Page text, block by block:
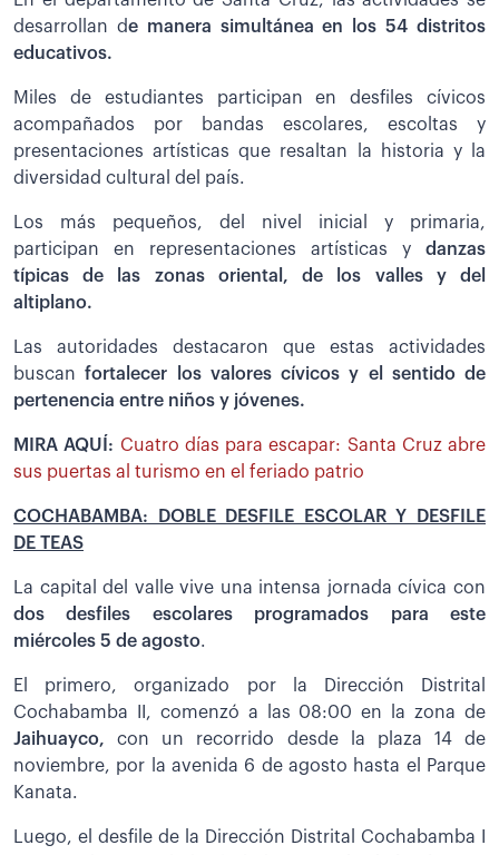
desarrollan de manera simultánea en los 54 distritos
educativos.
Miles de estudiantes participan en desfiles cívicos
acompañados por bandas escolares, escoltas y
presentaciones artísticas que resaltan la historia y la
diversidad cultural del país.
Los más pequeños, del nivel inicial y primaria,
participan en representaciones artísticas y danzas
típicas de las zonas oriental, de los valles y del
altiplano.
Las autoridades destacaron que estas actividades
buscanfortalecer los valores cívicos y el sentido de
pertenencia entre niños y jóvenes.
MIRA AQUÍ: Cuatro días para escapar: Santa Cruz abre
sus puertas al turismo en el feriado patrio
COCHABAMBA: DOBLE DESFILE ESCOLAR Y DESFILE
DE TEAS
La capital del valle vive una intensa jornada cívica con
dos desfiles escolares programados para este
miércoles 5 de agosto.
El primero, organizado por la Dirección Distrital
Cochabamba II, comenzó a las 08:00 en la zona de
Jaihuayco, con un recorrido desde la plaza 14 de
noviembre, por la avenida 6 de agosto hasta el Parque
Kanata.
Luego, el desfile de la Dirección Distrital Cochabamba I